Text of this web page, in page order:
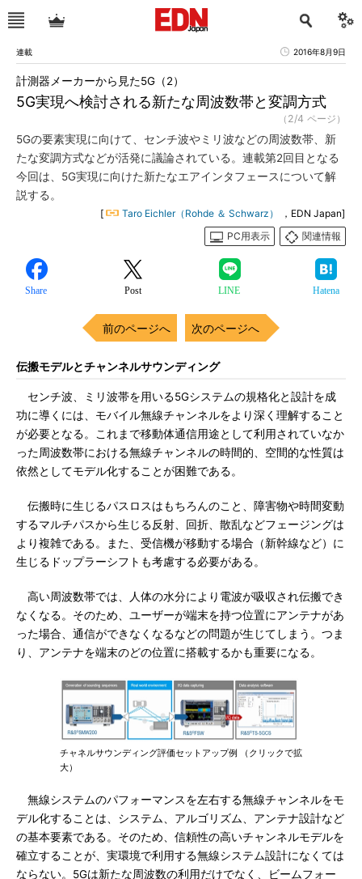
連載 2016年8月9日
5G実現へ検討される新たな周波数帯と変調方式
計測器メーカーから見た5G（2）
（2/4 ページ）
5Gの要素実現に向けて、センチ波やミリ波などの周波数帯、新
たな変調方式などが活発に議論されている。連載第2回目となる
今回は、5G実現に向けた新たなエアインタフェースについて解
説する。
[ Taro Eichler（Rohde ＆ Schwarz）
，EDN Japan]
PC用表示
関連情報
Share Post LINE Hatena
前のページへ 次のページへ
伝搬モデルとチャンネルサウンディング
センチ波、ミリ波帯を用いる5Gシステムの規格化と設計を成
功に導くには、モバイル無線チャンネルをより深く理解すること
が必要となる。これまで移動体通信用途として利用されていなか
った周波数帯における無線チャンネルの時間的、空間的な性質は
依然としてモデル化することが困難である。
伝搬時に生じるパスロスはもちろんのこと、障害物や時間変動
するマルチパスから生じる反射、回折、散乱などフェージングは
より複雑である。また、受信機が移動する場合（新幹線など）に
生じるドップラーシフトも考慮する必要がある。
高い周波数帯では、人体の水分により電波が吸収され伝搬でき
なくなる。そのため、ユーザーが端末を持つ位置にアンテナがあ
った場合、通信ができなくなるなどの問題が生じてしまう。つま
り、アンテナを端末のどの位置に搭載するかも重要になる。
チャネルサウンディング評価セットアップ例 （クリックで拡
大）
無線システムのパフォーマンスを左右する無線チャンネルをモ
デル化することは、システム、アルゴリズム、アンテナ設計など
の基本要素である。そのため、信頼性の高いチャンネルモデルを
確立することが、実環境で利用する無線システム設計になくては
ならない。5Gは新たな周波数の利用だけでなく、ビームフォー